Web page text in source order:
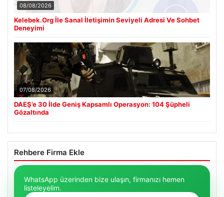
08/08/2026
Kelebek.Org İle Sanal İletişimin Seviyeli Adresi Ve Sohbet
Deneyimi
07/08/2026
DAEŞ’e 30 İlde Geniş Kapsamlı Operasyon: 104 Şüpheli
Gözaltında
Rehbere Firma Ekle
WhatsApp üzerinden bize ulaşın, firmanızı hemen
listeleyelim.